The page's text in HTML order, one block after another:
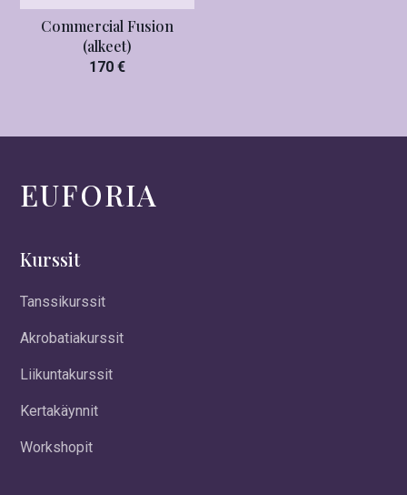
Commercial Fusion
(alkeet)
170 €
EUFORIA
Kurssit
Tanssikurssit
Akrobatiakurssit
Liikuntakurssit
Kertakäynnit
Workshopit